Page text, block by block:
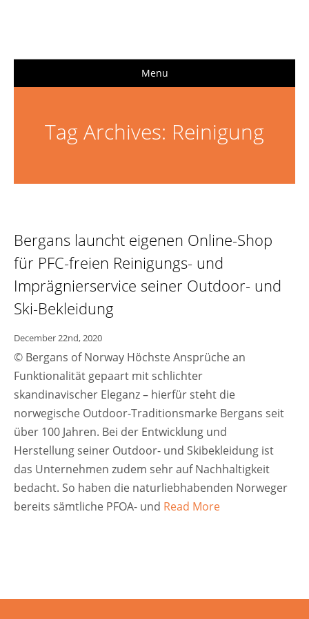
Menu
Tag Archives: Reinigung
Bergans launcht eigenen Online-Shop
für PFC-freien Reinigungs- und
Imprägnierservice seiner Outdoor- und
Ski-Bekleidung
December 22nd, 2020
© Bergans of Norway Höchste Ansprüche an
Funktionalität gepaart mit schlichter
skandinavischer Eleganz – hierfür steht die
norwegische Outdoor-Traditionsmarke Bergans seit
über 100 Jahren. Bei der Entwicklung und
Herstellung seiner Outdoor- und Skibekleidung ist
das Unternehmen zudem sehr auf Nachhaltigkeit
bedacht. So haben die naturliebhabenden Norweger
bereits sämtliche PFOA- und Read More